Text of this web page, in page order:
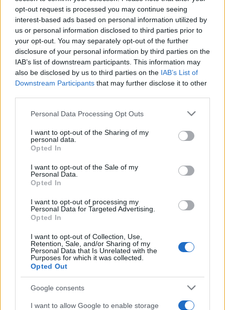
opt-out request is processed you may continue seeing
interest-based ads based on personal information utilized by
us or personal information disclosed to third parties prior to
your opt-out. You may separately opt-out of the further
disclosure of your personal information by third parties on the
IAB’s list of downstream participants. This information may
also be disclosed by us to third parties on the IAB’s List of
Downstream Participants that may further disclose it to other
Please note that this website/app uses one or more Google
not limited to your visit or usage behaviour. You may click to
grant or deny consent to Google and its third-party tags to
use your data for below specified purposes in below Google
consent section.
Personal Data Processing Opt Outs
I want to opt-out of the Sharing of my
personal data.
Opted In
I want to opt-out of the Sale of my
Personal Data.
Opted In
I want to opt-out of processing my
Personal Data for Targeted Advertising.
Opted In
I want to opt-out of Collection, Use,
Retention, Sale, and/or Sharing of my
Personal Data that Is Unrelated with the
Purposes for which it was collected.
Opted Out
Google consents
I want to allow Google to enable storage
5Με 40άρια κορυφώνεται το κύμα ζέστης -
Ποιες περιοχές βρίσκονται στο επίκεντρο
και μέχρι πότε θα κρατήσουν τα μελτέμια
Πιο σχολιασμένα
103 Marfin: Η 46χρονη πήρε προθεσμία για
100.000 άτομα»
Βγήκαν ξανά τα μαχαίρια στην Ελπίδα
για τη Δημοκρατία: «Καρυστιανού,
Γρατσία και Γαλανός μετέτρεψαν το
κίνημα σε φοβικό αρχηγικό κόμμα»
Μεταφορές χρημάτων: Πότε μπορεί να
θεωρηθούν δωρεές και να επιβληθεί
φόρος – Τι ισχυεί για τις γονικές παροχές
Απίστευτο κι όμως αληθινό -
Aναστέλλονται τα τακτικά ραντεβού του
αγγειοχειρουργού του νοσοκομείου
γιατρού
Σούπερ μάρκετ: Νέες μειώσεις τιμών –
916 προϊόντα στην εθνική πρωτοβουλία,
ανάμεσά τους 130 σχολικά